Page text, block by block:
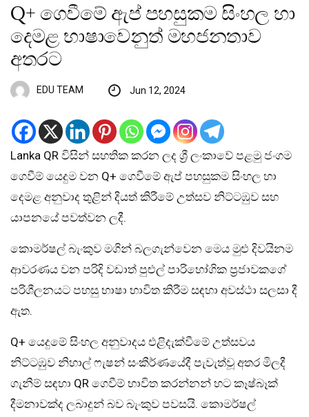
Q+ ගෙවීමේ ඇප් පහසුකම සිංහල හා
දෙමළ භාෂාවෙනුත් මහජනතාව
අතරට
EDU TEAM Jun 12, 2024
Lanka QR විසින් සහතික කරන ලද ශ්‍රී ලංකාවේ පළමු ජංගම
ගෙවීම් යෙදුම වන Q+ ගෙවීමේ ඇප් පහසුකම සිංහල හා
දෙමළ අනුවාද තුළින් දියත් කිරීමේ උත්සව නිට්ටඹුව සහ
යාපනයේ පවත්වන ලදී.
කොමර්ෂල් බැංකුව මගින් බලගැන්වෙන මෙය මුළු දිවයිනම
ආවරණය වන පරිදි වඩාත් පුළුල් පාරිභෝගික ප්‍රජාවකගේ
පරිශීලනයට පහසු භාෂා භාවිත කිරීම සඳහා අවස්ථා සලසා දී
ඇත.
Q+ යෙදුමේ සිංහල අනුවාදය එළිදැක්වීමේ උත්සවය
නිට්ටඹුව නිහාල් ෆැෂන් සංකීර්ණයේදී පැවැත්වූ අතර මිලදී
ගැනීම් සඳහා QR ගෙවීම් භාවිත කරන්නන් හට කෑෂ්බෑක්
දීමනාවක්ද ලබාදුන් බව බැංකුව පවසයි. කොමර්ෂල්